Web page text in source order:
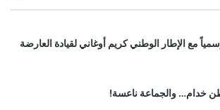
مع الإطار الوطني كريم أوغاني لقيادة العارضة
خدام… والجماعة ناعسة!